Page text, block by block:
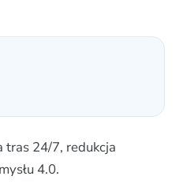
tras 24/7, redukcja
4.0.